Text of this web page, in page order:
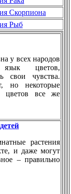
Скорпиона
Рыб
у всех народов
язык цветов,
свои чувства.
но некоторые
цветов все же
растения
и даже могут
– правильно